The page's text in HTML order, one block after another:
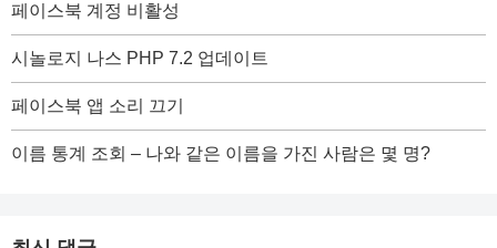
페이스북 계정 비활성
시놀로지 나스 PHP 7.2 업데이트
페이스북 앱 소리 끄기
이름 통계 조회 – 나와 같은 이름을 가진 사람은 몇 명?